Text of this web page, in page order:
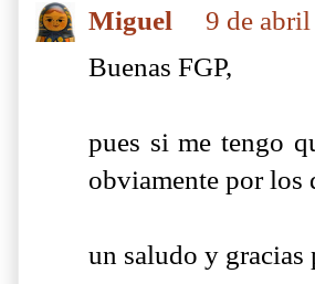
Miguel
9 de
Buenas FGP,
pues si me tengo
obviamente por los
un saludo y